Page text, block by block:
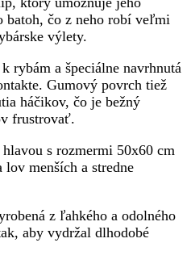
batoh, čo z neho robí veľmi
výlety.
rybám a špeciálne navrhnutá
Gumový povrch tiež
háčikov, čo je bežný
frustrovať.
s rozmermi 50x60 cm
menších a stredne
z ľahkého a odolného
aby vydržal dlhodobé